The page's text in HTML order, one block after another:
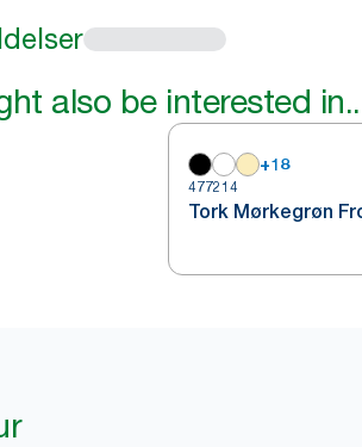
also be interested
+18
477214
Tork Mørkegrøn